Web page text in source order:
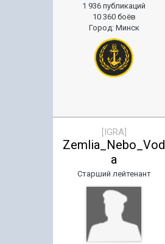
1 936 публикаций
10 360 боёв
Город: Минск
[IGRA]
Zemlia_Nebo_Vod
a
Старший лейтенант